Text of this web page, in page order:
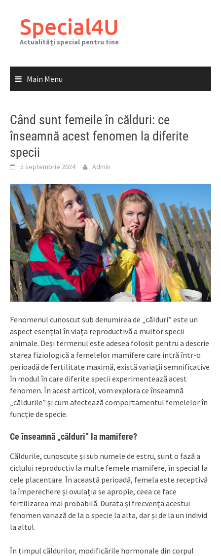
contentSpecial4U
Actualități special pentru tine
Main Menu
Când sunt femeile în călduri: ce
înseamnă acest fenomen la diferite
specii
5 septembrie 2024 Admin
Fenomenul cunoscut sub denumirea de „călduri” este un
aspect esențial în viața reproductivă a multor specii
animale. Deși termenul este adesea folosit pentru a descrie
starea fiziologică a femelelor mamifere care intră într-o
perioadă de fertilitate maximă, există variații semnificative
în modul în care diferite specii experimentează acest
fenomen. În acest articol, vom explora ce înseamnă
„căldurile” și cum afectează comportamentul femelelor în
funcție de specie.
Ce înseamnă „călduri” la mamifere?
Căldurile, cunoscute și sub numele de estru, sunt o fază a
ciclului reproductiv la multe femele mamifere, în special la
cele placentare. În această perioadă, femela este receptivă
la împerechere și ovulația se apropie, ceea ce face
fertilizarea mai probabilă. Durata și frecvența acestui
fenomen variază de la o specie la alta, dar și de la un individ
la altul.
În timpul căldurilor, modificările hormonale din corpul